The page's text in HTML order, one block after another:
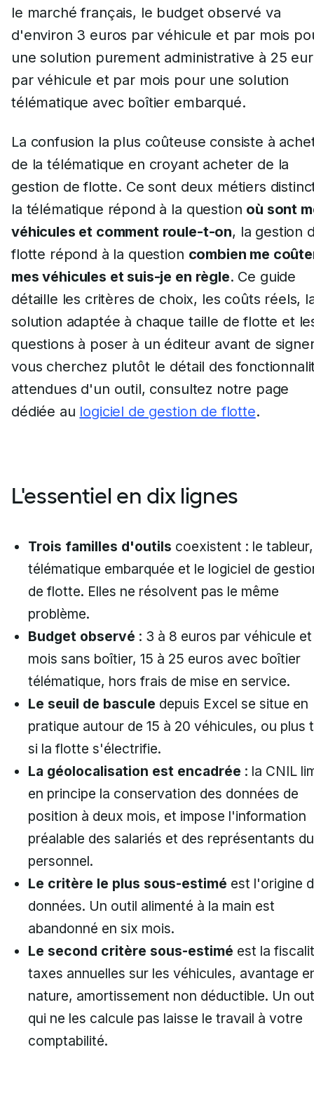
le marché français, le budget observé va
d'environ 3 euros par véhicule et par mois
une solution purement administrative à 25
par véhicule et par mois pour une solution
télématique avec boîtier embarqué.
La confusion la plus coûteuse consiste à
de la télématique en croyant acheter de la
gestion de flotte. Ce sont deux métiers
la télématique répond à la question où sont
véhicules et comment roule-t-on, la gestion
flotte répond à la question combien me
mes véhicules et suis-je en règle. Ce guide
détaille les critères de choix, les coûts réels,
solution adaptée à chaque taille de flotte et
questions à poser à un éditeur avant de
vous cherchez plutôt le détail des
attendues d'un outil, consultez notre page
dédiée au logiciel de gestion de flotte.
L'essentiel en dix lignes
Trois familles d'outils coexistent : le
télématique embarquée et le logiciel de
de flotte. Elles ne résolvent pas le même
problème.
Budget observé : 3 à 8 euros par véhicule
mois sans boîtier, 15 à 25 euros avec boîtier
télématique, hors frais de mise en service.
Le seuil de bascule depuis Excel se situe en
pratique autour de 15 à 20 véhicules, ou plus
si la flotte s'électrifie.
La géolocalisation est encadrée : la CNIL
en principe la conservation des données de
position à deux mois, et impose l'information
préalable des salariés et des représentants du
personnel.
Le critère le plus sous-estimé est l'origine
données. Un outil alimenté à la main est
abandonné en six mois.
Le second critère sous-estimé est la
taxes annuelles sur les véhicules, avantage
nature, amortissement non déductible. Un
qui ne les calcule pas laisse le travail à votre
comptabilité.